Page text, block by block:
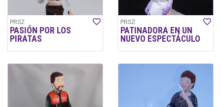
PRSZ
PASIÓN POR LOS
PIRATAS
PRSZ
PATINADORA EN UN
NUEVO ESPECTÁCULO